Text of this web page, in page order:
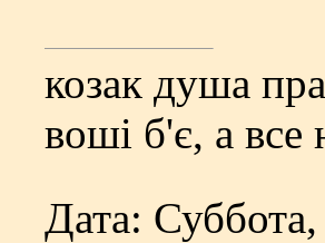
козак душа
вошi б'є, а все
Дата: